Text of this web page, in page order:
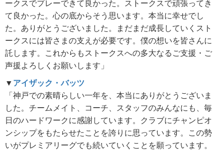
ークスでプレーできて良かった。ストークスで頑張ってき
て良かった。心の底からそう思います。本当に幸せでし
た。ありがとうございました。まだまだ成長していくスト
ークスには皆さまの支えが必要です。僕の想いを皆さんに
託します。これからもストークスへの多大なるご支援・ご
声援よろしくお願いします」
▼ アイザック・バッツ
「神戸での素晴らしい一年を、本当にありがとうございま
した。チームメイト、コーチ、スタッフのみんなにも、毎
日のハードワークに感謝しています。クラブにチャンピオ
ンシップをもたらせたことを誇りに思っています。この勢
いがプレミアリーグでも続いていくことを願っています。